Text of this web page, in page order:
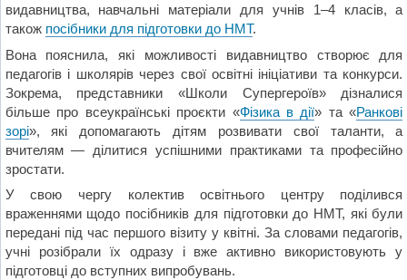
видавництва, навчальні матеріали для учнів 1–4 класів, а
також посібники для підготовки до НМТ.
Вона пояснила, які можливості видавництво створює для
педагогів і школярів через свої освітні ініціативи та конкурси.
Зокрема, представники «Школи Супергероїв» дізналися
більше про всеукраїнські проєкти «Фізика в дії» та «Ранкові
зорі», які допомагають дітям розвивати свої таланти, а
вчителям — ділитися успішними практиками та професійно
зростати.
У свою чергу колектив освітнього центру поділився
враженнями щодо посібників для підготовки до НМТ, які були
передані під час першого візиту у квітні. За словами педагогів,
учні розібрали їх одразу і вже активно використовують у
підготовці до вступних випробувань.